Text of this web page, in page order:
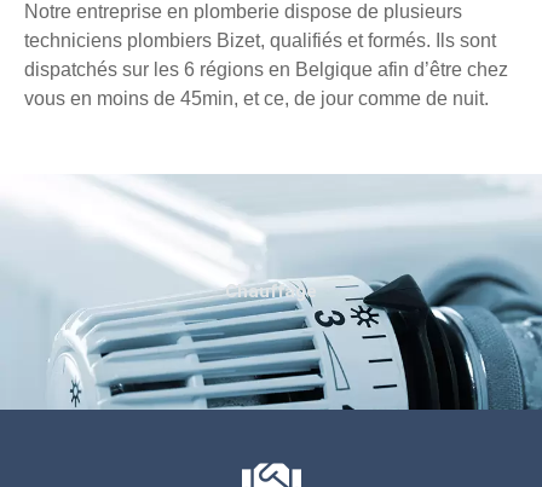
Notre entreprise en plomberie dispose de plusieurs
techniciens plombiers Bizet, qualifiés et formés. Ils sont
dispatchés sur les 6 régions en Belgique afin d’être chez
vous en moins de 45min, et ce, de jour comme de nuit.
Chauffage